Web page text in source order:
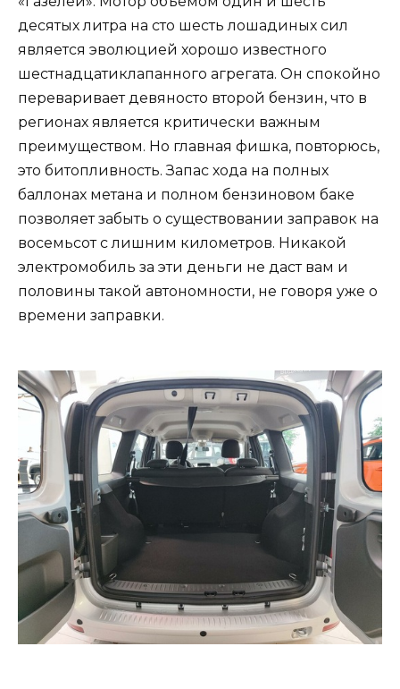
десятых литра на сто шесть лошадиных сил
является эволюцией хорошо известного
шестнадцатиклапанного агрегата. Он спокойно
переваривает девяносто второй бензин, что в
регионах является критически важным
преимуществом. Но главная фишка, повторюсь,
это битопливность. Запас хода на полных
баллонах метана и полном бензиновом баке
позволяет забыть о существовании заправок на
восемьсот с лишним километров. Никакой
электромобиль за эти деньги не даст вам и
половины такой автономности, не говоря уже о
времени заправки.